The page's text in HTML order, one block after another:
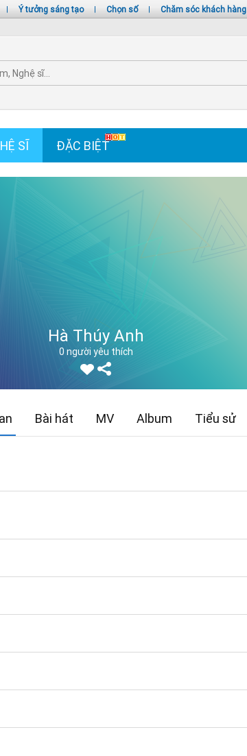
| Ý tưởng sáng tạo | Chọn số | Chăm sóc khách hàng
SĨ ĐẶC BIỆT
Hà Thúy Anh
0 người yêu thích
Bài hát MV Album Tiểu sử